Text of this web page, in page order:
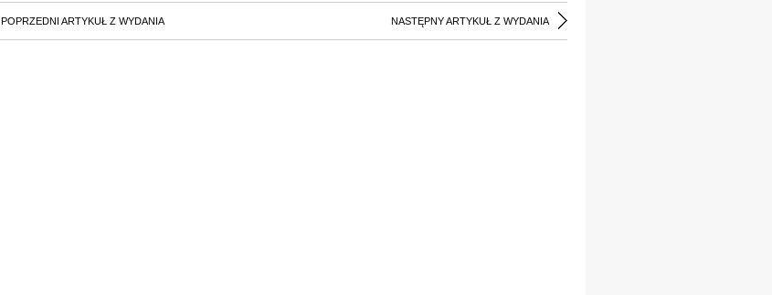
POPRZEDNI ARTYKUŁ Z WYDANIA NASTĘPNY ARTYKUŁ Z WYDANIA